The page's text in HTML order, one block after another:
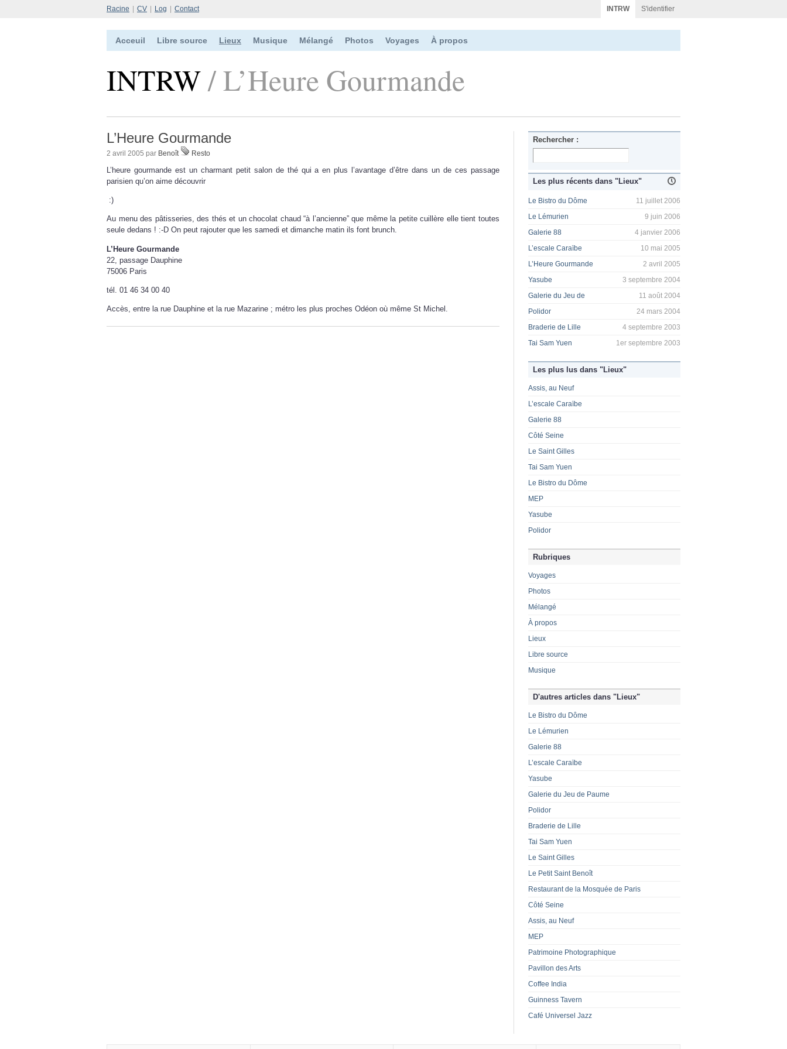
Racine CV Log Contact INTRW S'identifier
Acceuil Libre source Lieux Musique Mélangé Photos Voyages À propos
INTRW/ L’Heure Gourmande
L’Heure Gourmande
2 avril 2005 par Benoît Resto
L’heure gourmande est un charmant petit salon de thé qui a en plus l’avantage d’être dans un de ces passage
parisien qu’on aime découvrir
:)
Au menu des pâtisseries, des thés et un chocolat chaud “à l’ancienne” que même la petite cuillère elle tient toutes
seule dedans ! :-D On peut rajouter que les samedi et dimanche matin ils font brunch.
L’Heure Gourmande
22, passage Dauphine
75006 Paris
tél. 01 46 34 00 40
Accès, entre la rue Dauphine et la rue Mazarine ; métro les plus proches Odéon où même St Michel.
Rechercher :
Les plus récents dans "Lieux"
Le Bistro du Dôme
11 juillet 2006
Le Lémurien
9 juin 2006
Galerie 88
4 janvier 2006
L’escale Caraïbe
10 mai 2005
L’Heure Gourmande
2 avril 2005
Yasube
3 septembre 2004
Galerie du Jeu de
11 août 2004
Polidor
24 mars 2004
Braderie de Lille
4 septembre 2003
Tai Sam Yuen
1er septembre 2003
Les plus lus dans "Lieux"
Assis, au Neuf
L’escale Caraïbe
Galerie 88
Côté Seine
Le Saint Gilles
Tai Sam Yuen
Le Bistro du Dôme
MEP
Yasube
Polidor
Rubriques
Voyages
Photos
Mélangé
À propos
Lieux
Libre source
Musique
D'autres articles dans "Lieux"
Le Bistro du Dôme
Le Lémurien
Galerie 88
L’escale Caraïbe
Yasube
Galerie du Jeu de Paume
Polidor
Braderie de Lille
Tai Sam Yuen
Le Saint Gilles
Le Petit Saint Benoît
Restaurant de la Mosquée de Paris
Côté Seine
Assis, au Neuf
MEP
Patrimoine Photographique
Pavillon des Arts
Coffee India
Guinness Tavern
Café Universel Jazz